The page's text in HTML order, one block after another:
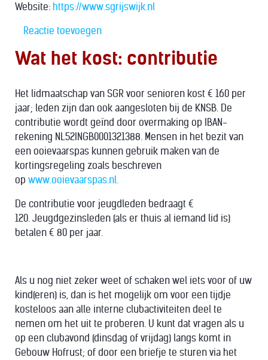
Website: https://www.sgrijswijk.nl
Reactie toevoegen
Wat het kost: contributie
Het lidmaatschap van SGR voor senioren kost € 160 per
jaar; leden zijn dan ook aangesloten bij de KNSB. De
contributie wordt geïnd door overmaking op IBAN-
rekening NL52INGB0001321388. Mensen in het bezit van
een ooievaarspas kunnen gebruik maken van de
kortingsregeling zoals beschreven
op www.ooievaarspas.nl.
De contributie voor jeugdleden bedraagt €
120. Jeugdgezinsleden (als er thuis al iemand lid is)
betalen € 80 per jaar.
Als u nog niet zeker weet of schaken wel iets voor of uw
kind(eren) is, dan is het mogelijk om voor een tijdje
kosteloos aan alle interne clubactiviteiten deel te
nemen om het uit te proberen. U kunt dat vragen als u
op een clubavond (dinsdag of vrijdag) langs komt in
Gebouw Hofrust; of door een briefje te sturen via het